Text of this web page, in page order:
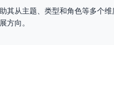
的过去赎罪。薇安带着母亲未竟的
会忘却。一切真相终将灰飞烟灭
其从主题、类型和角色等多个维
方向。